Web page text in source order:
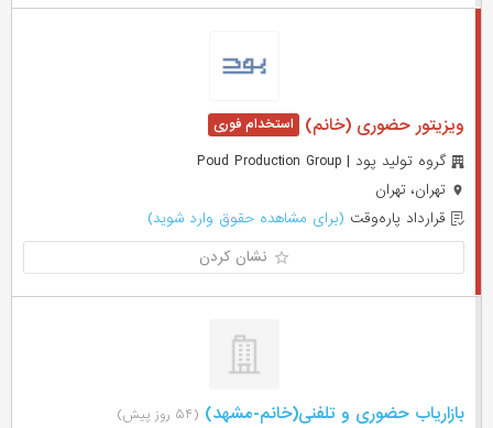
ویزیتور حضوری (خانم)
گروه تولید پود | Poud Production Group
تهران، تهران
قرارداد پاره‌وقت (برای مشاهده حقوق وارد شوید)
نشان کردن
بازاریاب حضوری و تلفنی(خانم-مشهد) (۵۴ روز پیش)